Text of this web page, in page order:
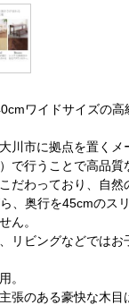
ワイドサイズの高
川市に拠点を置く
で行うことで高品
だわっており、自
、奥行を45cmのス
ん。
リビングなどでは
。
張のある豪快な木